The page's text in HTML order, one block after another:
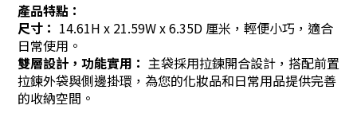
產品特點：
尺寸： 14.61H x 21.59W x 6.35D 厘米，輕便小巧，適合
日常使用。
雙層設計，功能實用 ： 主袋採用拉鍊開合設計，搭配前置
拉鍊外袋與側邊掛環，為您的化妝品和日常用品提供完善
的收納空間。